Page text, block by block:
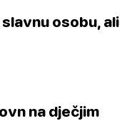
osobu, ali
na dječjim